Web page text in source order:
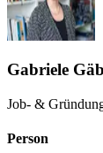
Gabriele
Job- &
Person